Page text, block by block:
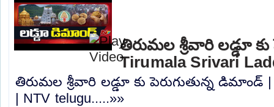
తిరుమల శ్రీవారి లడ్డూ
Tirumala Srivari
తిరుమల శ్రీవారి లడ్డూ కు పెరుగుతున్న డిమాండ్ |
| NTV telugu.....»»